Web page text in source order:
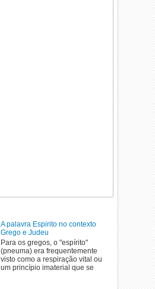
A palavra Espirito no contexto
Grego e Judeu
Para os gregos, o "espírito"
(pneuma) era frequentemente
visto como a respiração vital ou
um princípio imaterial que se